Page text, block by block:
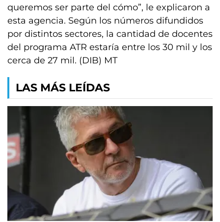
queremos ser parte del cómo”, le explicaron a
esta agencia. Según los números difundidos
por distintos sectores, la cantidad de docentes
del programa ATR estaría entre los 30 mil y los
cerca de 27 mil. (DIB) MT
LAS MÁS LEÍDAS